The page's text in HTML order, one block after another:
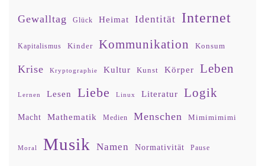
Gewalltag Glück Heimat Identität Internet
Kapitalismus Kinder Kommunikation Konsum
Krise Kryptographie Kultur Kunst Körper Leben
Lernen Lesen Liebe Linux Literatur Logik
Macht Mathematik Medien Menschen Mimimimimi
Moral Musik Namen Normativität Pause